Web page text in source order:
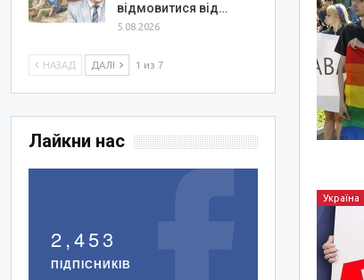
Україна
відмовитися від…
5.08.2026
НАЗАД ДАЛІ 1 из 7
Лайкни нас
2,453
ПІДПІСНИКІВ